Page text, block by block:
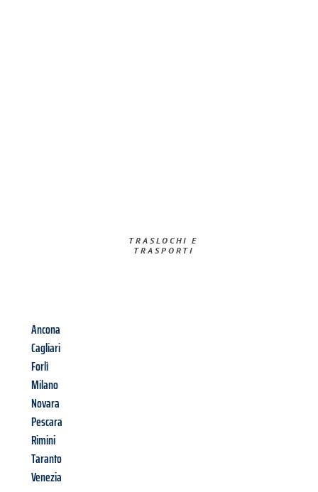
TRASLOCHI E
TRASPORTI​
Ancona
Cagliari
Forlì
Milano
Novara
Pescara
Rimini
Taranto
Venezia